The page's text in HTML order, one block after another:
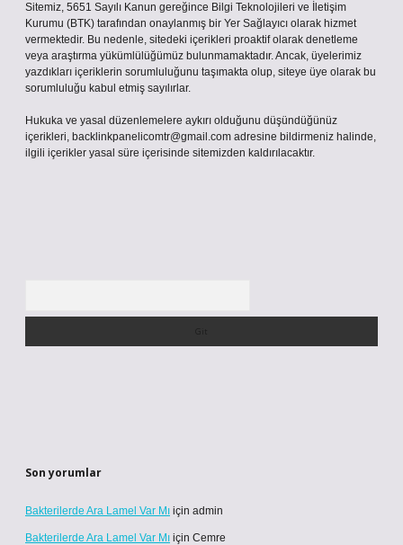
Sitemiz, 5651 Sayılı Kanun gereğince Bilgi Teknolojileri ve İletişim
Kurumu (BTK) tarafından onaylanmış bir Yer Sağlayıcı olarak hizmet
vermektedir. Bu nedenle, sitedeki içerikleri proaktif olarak denetleme
veya araştırma yükümlülüğümüz bulunmamaktadır. Ancak, üyelerimiz
yazdıkları içeriklerin sorumluluğunu taşımakta olup, siteye üye olarak bu
sorumluluğu kabul etmiş sayılırlar.
Hukuka ve yasal düzenlemelere aykırı olduğunu düşündüğünüz
içerikleri, backlinkpanelicomtr@gmail.com adresine bildirmeniz halinde,
ilgili içerikler yasal süre içerisinde sitemizden kaldırılacaktır.
Son yorumlar
Bakterilerde Ara Lamel Var Mı için admin
Bakterilerde Ara Lamel Var Mı için Cemre